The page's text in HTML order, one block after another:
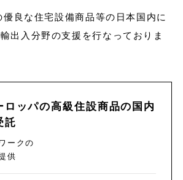
良な住宅設備商品等の日本国内に
出入分野の支援を行なっておりま
ロッパの高級住設商品の国内
託
ークの
供